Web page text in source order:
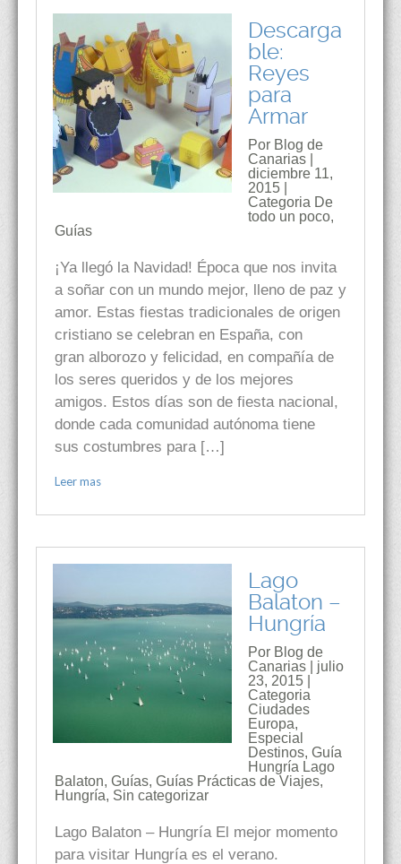
Descarga
ble:
Reyes
para
Armar
Por Blog de
Canarias |
diciembre 11,
2015 |
Categoria De
todo un poco,
Guías
¡Ya llegó la Navidad! Época que nos invita
a soñar con un mundo mejor, lleno de paz y
amor. Estas fiestas tradicionales de origen
cristiano se celebran en España, con
gran alborozo y felicidad, en compañía de
los seres queridos y de los mejores
amigos. Estos días son de fiesta nacional,
donde cada comunidad autónoma tiene
sus costumbres para […]
Leer mas
Lago
Balaton –
Hungría
Por Blog de
Canarias | julio
23, 2015 |
Categoria
Ciudades
Europa,
Especial
Destinos, Guía
Hungría Lago
Balaton, Guías, Guías Prácticas de Viajes,
Hungría, Sin categorizar
Lago Balaton – Hungría El mejor momento
para visitar Hungría es el verano.